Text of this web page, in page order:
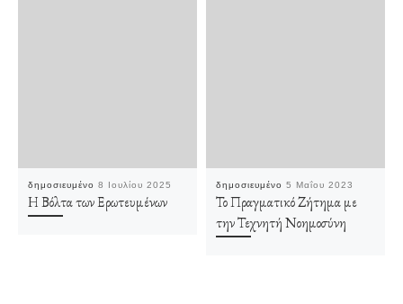
δημοσιευμένο8 Ιουλίου 2025
Η Βόλτα των Ερωτευμένων
δημοσιευμένο5 Μαΐου 2023
Το Πραγματικό Ζήτημα με
την Τεχνητή Νοημοσύνη